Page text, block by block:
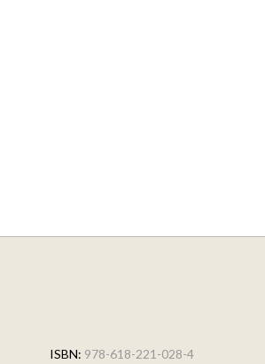
ISBN: 978-618-221-028-4